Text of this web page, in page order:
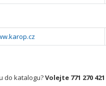
do katalogu?Volejte 771 270 421